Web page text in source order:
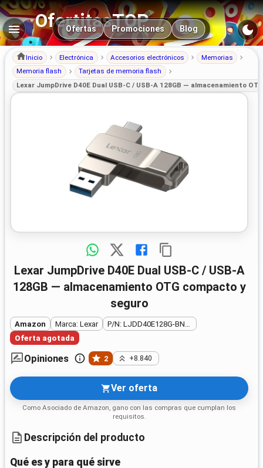
OfertitasTOP
Navegación principal
Ofertas Promociones Blog
Inicio Electrónica Accesorios electrónicos
Memorias
Memoria flash
Tarjetas de memoria flash
Lexar JumpDrive D40E Dual USB-C / USB-A 128GB — almacenamiento
Lexar JumpDrive D40E Dual USB-C / USB-A
128GB — almacenamiento OTG compacto y
seguro
Amazon Marca: Lexar
Oferta agotada
Opiniones 2 +8.840
Ver oferta
Como Asociado de Amazon, gano con las compras que cumplan los
requisitos.
Descripción del producto
Qué es y para qué sirve